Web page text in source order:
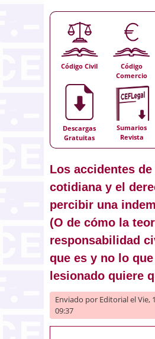
Código Civil
Código
Comercio
Descargas
Gratuitas
Sumarios
Revista
Los accidentes
cotidiana y el
percibir una
(O de cómo la
responsabilidad
que es y no lo
lesionado quiere
Enviado por Editorialel Vie,
09:37